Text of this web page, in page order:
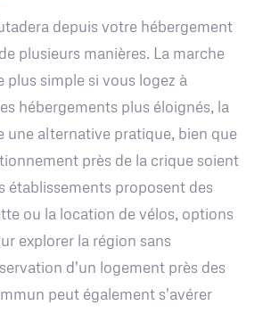
depuis votre hébergement
plusieurs manières. La marche
plus simple si vous logez à
hébergements plus éloignés, la
une alternative pratique, bien que
près de la crique soient
établissements proposent des
ou la location de vélos, options
explorer la région sans
d'un logement près des
peut également s'avérer